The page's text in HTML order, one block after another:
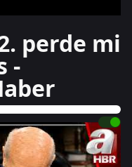
perde mi
-